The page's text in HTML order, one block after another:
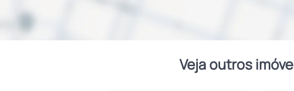
Veja outros